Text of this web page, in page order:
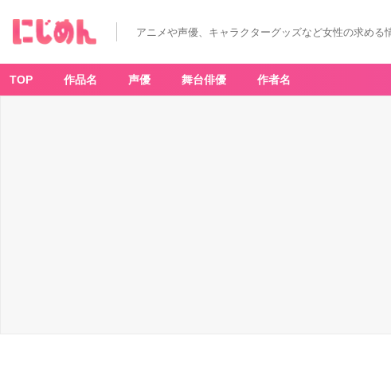
アニメや声優、キャラクターグッズなど女性の求める
TOP 作品名 声優 舞台俳優 作者名